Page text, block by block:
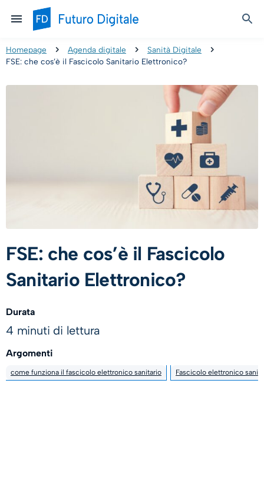
Homepage Agenda digitale
Sanità Digitale
FSE: che cos’è il Fascicolo Sanitario Elettronico?
FSE: che cos’è il Fascicolo
Sanitario Elettronico?
Durata
4 minuti di lettura
Argomenti
come funziona il fascicolo elettronico sanitario Fascicolo elettronico